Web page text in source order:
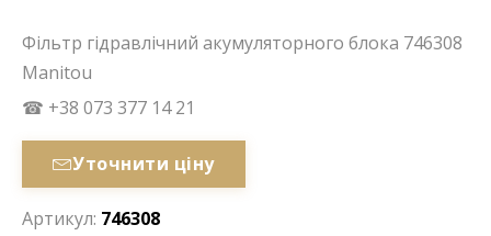
Фільтр гідравлічний акумуляторного блока 746308
Manitou
☎ +38 073 377 14 21
Уточнити ціну
Артикул: 746308